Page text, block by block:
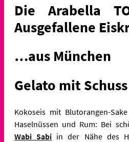
Die Arabella
Ausgefallene
…aus München
Gelato mit Schuss
Kokoseis mit Blutorangen-
Haselnüssen und Rum: Bei
Wabi Sabi in der Nähe des